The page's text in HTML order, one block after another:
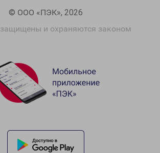
© ООО «ПЭК», 2026
и охраняются законом